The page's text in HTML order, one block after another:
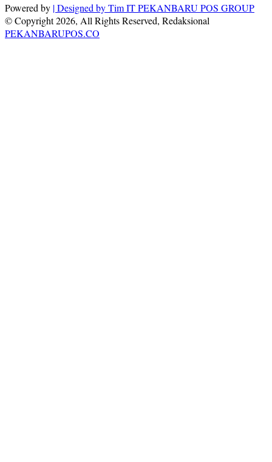
Powered by | Designed byTim IT PEKANBARU POS GROUP
© Copyright 2026, All Rights Reserved, Redaksional
PEKANBARUPOS.CO